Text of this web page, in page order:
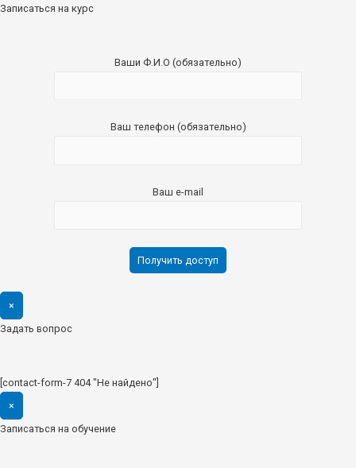
Записаться на курс
Ваши Ф.И.О (обязательно)
Ваш телефон (обязательно)
Ваш e-mail
×
Задать вопрос
[contact-form-7 404 "Не найдено"]
×
Записаться на обучение